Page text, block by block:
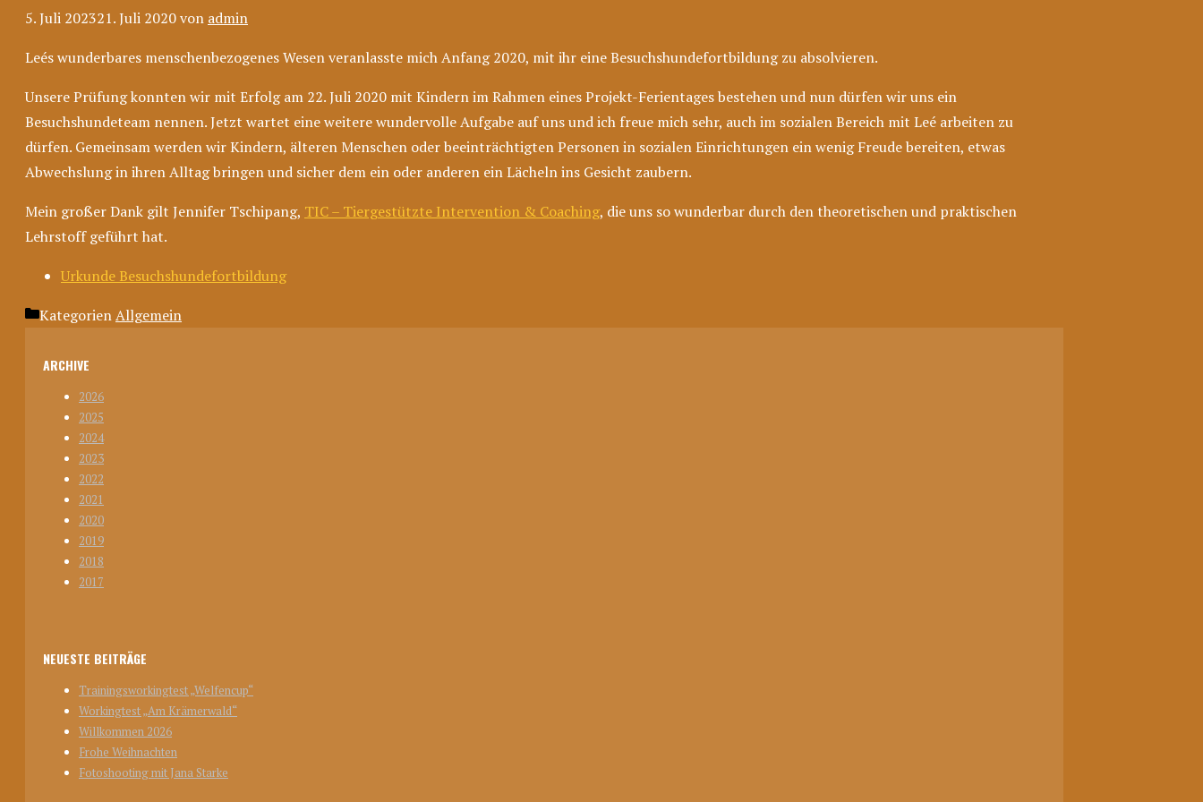
5. Juli 202321. Juli 2020von admin
Leés wunderbares menschenbezogenes Wesen veranlasste mich Anfang 2020, mit ihr eine Besuchshundefortbildung zu absolvieren.
Unsere Prüfung konnten wir mit Erfolg am 22. Juli 2020 mit Kindern im Rahmen eines Projekt-Ferientages bestehen und nun dürfen wir uns ein
Besuchshundeteam nennen. Jetzt wartet eine weitere wundervolle Aufgabe auf uns und ich freue mich sehr, auch im sozialen Bereich mit Leé arbeiten zu
dürfen. Gemeinsam werden wir Kindern, älteren Menschen oder beeinträchtigten Personen in sozialen Einrichtungen ein wenig Freude bereiten, etwas
Abwechslung in ihren Alltag bringen und sicher dem ein oder anderen ein Lächeln ins Gesicht zaubern.
Mein großer Dank gilt Jennifer Tschipang, TIC – Tiergestützte Intervention & Coaching, die uns so wunderbar durch den theoretischen und praktischen
Lehrstoff geführt hat.
Urkunde Besuchshundefortbildung
KategorienAllgemein
ARCHIVE
2026
2025
2024
2023
2022
2021
2020
2019
2018
2017
NEUESTE BEITRÄGE
Trainingsworkingtest „Welfencup“
Workingtest „Am Krämerwald“
Willkommen 2026
Frohe Weihnachten
Fotoshooting mit Jana Starke